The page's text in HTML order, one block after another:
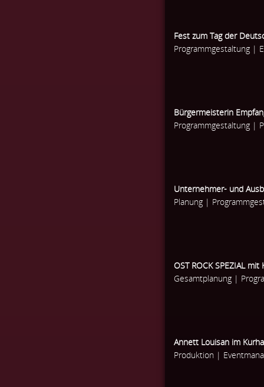
Fest zum Tag der
Programmgestaltung |
Bürgermeisterin
Programmgestaltung |
Unternehmer- und
Planung |
OST ROCK SPEZIAL
Gesamtplanung |
Annett Louisan im
Produktion |